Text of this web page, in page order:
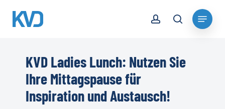
search
Menu
KVD Ladies Lunch: Nutzen Sie
Ihre Mittagspause für
Inspiration und Austausch!
Close